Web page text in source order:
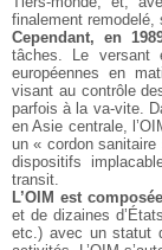
finalement remodelé,
Cependant, en
tâches. Le versant
européennes en
visant au contrôle
parfois à la va-vite.
en Asie centrale,
un « cordon sanitaire
dispositifs
transit.
L’OIM est
et de dizaines
etc.) avec un statut